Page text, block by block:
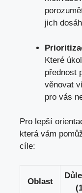
jich
Které
přednost
věnovat
pro vás
Pro lepší
která vám
cíle:
Oblast